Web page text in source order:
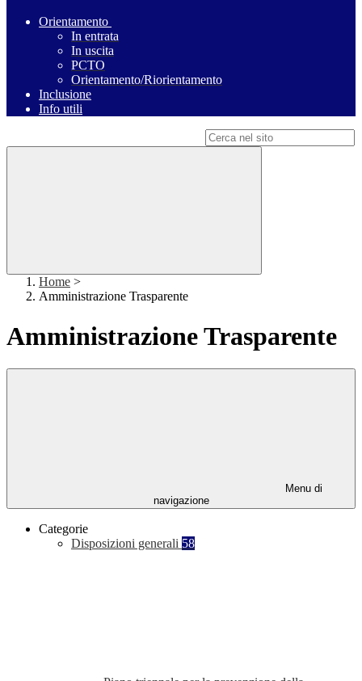
Orientamento
In entrata
In uscita
PCTO
Orientamento/Riorientamento
Inclusione
Info utili
Home >
Amministrazione Trasparente
Amministrazione Trasparente
Menu di
navigazione
Categorie
Disposizioni generali 58